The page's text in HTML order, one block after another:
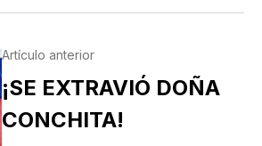
Artículo anterior
¡SE EXTRAVIÓ DOÑA
CONCHITA!